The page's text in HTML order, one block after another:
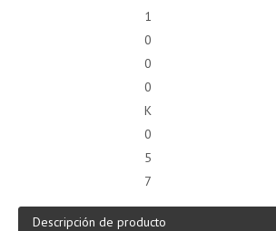
1
0
0
0
K
0
5
7
Descripción de producto